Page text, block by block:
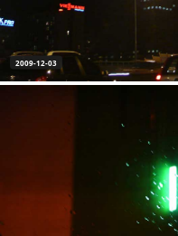
2009-12-03